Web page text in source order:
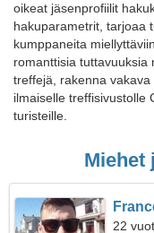
oikeat jäsenprofiilit
hakuparametrit, tarjoaa
kumppaneita
romanttisia tuttavuuksia
treffejä, rakenna
ilmaiselle treffisivustolle
turisteille.
Miehet
22